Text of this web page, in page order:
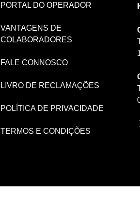
PORTAL DO OPERADOR
VANTAGENS DE
COLABORADORES
FALE CONNOSCO
LIVRO DE RECLAMAÇÕES
POLÍTICA DE PRIVACIDADE
TERMOS E CONDIÇÕES